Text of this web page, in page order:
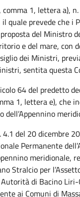
comma 1, lettera a),
quale prevede che i
del Ministro
e del mare, con
dei Ministri,
sentita questa
64 del predetto
1, lettera e), che
4.1 del 20 dicembre
Permanente
meridionale,
Stralcio per
di Bacino
ai Comuni di